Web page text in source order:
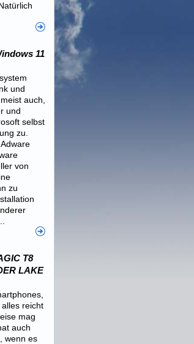
11
und
auch,
und
selbst
zu.
von
zu
T8
LAKE
reicht
mag
auch
wenn es